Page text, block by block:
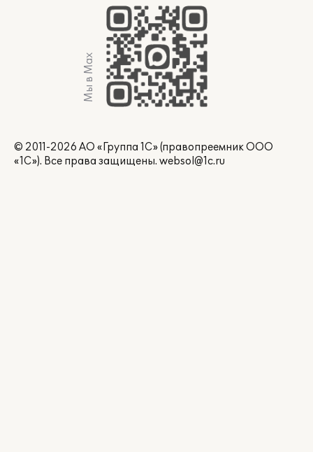
Мы в Max
© 2011-2026 АО «Группа 1С» (правопреемник ООО
«1С»). Все права защищены. websol@1c.ru